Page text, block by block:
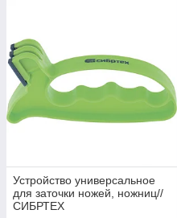
Устройство универсальное
для заточки ножей, ножниц//
СИБРТЕХ